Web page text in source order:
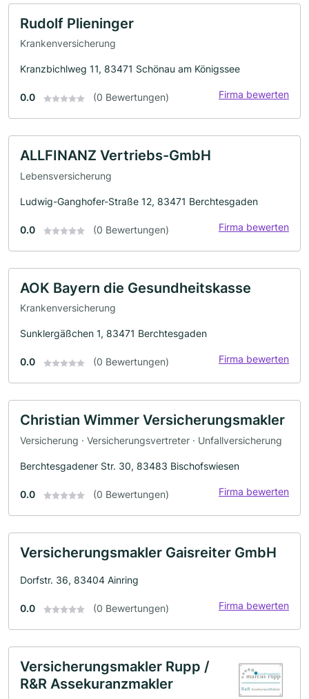
Rudolf Plieninger
Krankenversicherung
Kranzbichlweg 11, 83471 Schönau am Königssee
0.0 (0 Bewertungen) Firma bewerten
ALLFINANZ Vertriebs-GmbH
Lebensversicherung
Ludwig-Ganghofer-Straße 12, 83471 Berchtesgaden
0.0 (0 Bewertungen) Firma bewerten
AOK Bayern die Gesundheitskasse
Krankenversicherung
Sunklergäßchen 1, 83471 Berchtesgaden
0.0 (0 Bewertungen) Firma bewerten
Christian Wimmer Versicherungsmakler
Versicherung · Versicherungsvertreter · Unfallversicherung
Berchtesgadener Str. 30, 83483 Bischofswiesen
0.0 (0 Bewertungen) Firma bewerten
Versicherungsmakler Gaisreiter GmbH
Dorfstr. 36, 83404 Ainring
0.0 (0 Bewertungen) Firma bewerten
Versicherungsmakler Rupp /
R&R Assekuranzmakler